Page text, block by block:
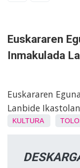
Euskararen
Inmakulada
Euskararen
Lanbide Ikastolan
KULTURA